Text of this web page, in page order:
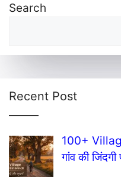
Search
Recent Post
100+
गांव की जिंदगी